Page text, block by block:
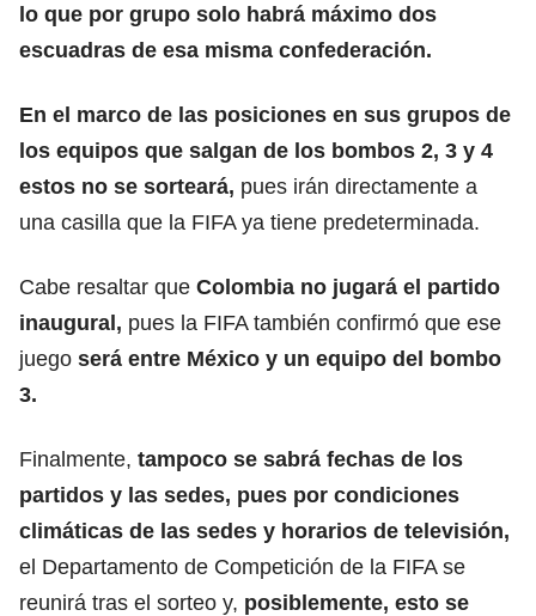
lo que por grupo solo habrá máximo dos
escuadras de esa misma confederación.
En el marco de las posiciones en sus grupos de
los equipos que salgan de los bombos 2, 3 y 4
estos no se sorteará, pues irán directamente a
una casilla que la FIFA ya tiene predeterminada.
Cabe resaltar que Colombia no jugará el partido
inaugural, pues la FIFA también confirmó que ese
juego será entre México y un equipo del bombo
3.
Finalmente, tampoco se sabrá fechas de los
partidos y las sedes, pues por condiciones
climáticas de las sedes y horarios de televisión,
el Departamento de Competición de la FIFA se
reunirá tras el sorteo y, posiblemente, esto se